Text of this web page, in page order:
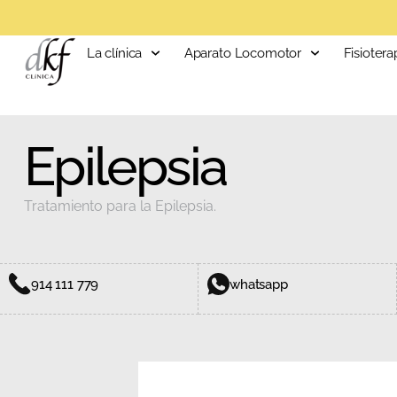
La clínica Aparato Locomotor
Epilepsia
Tratamiento para la Epilepsia.
914 111 779 whatsapp